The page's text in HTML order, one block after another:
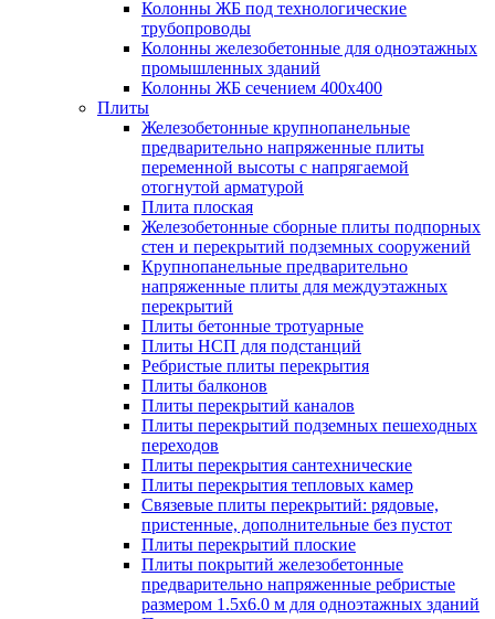
Колонны ЖБ под технологические
трубопроводы
Колонны железобетонные для одноэтажных
промышленных зданий
Колонны ЖБ сечением 400х400
Плиты
Железобетонные крупнопанельные
предварительно напряженные плиты
переменной высоты с напрягаемой
отогнутой арматурой
Плита плоская
Железобетонные сборные плиты подпорных
стен и перекрытий подземных сооружений
Крупнопанельные предварительно
напряженные плиты для междуэтажных
перекрытий
Плиты бетонные тротуарные
Плиты НСП для подстанций
Ребристые плиты перекрытия
Плиты балконов
Плиты перекрытий каналов
Плиты перекрытий подземных пешеходных
переходов
Плиты перекрытия сантехнические
Плиты перекрытия тепловых камер
Связевые плиты перекрытий: рядовые,
пристенные, дополнительные без пустот
Плиты перекрытий плоские
Плиты покрытий железобетонные
предварительно напряженные ребристые
размером 1.5х6.0 м для одноэтажных зданий